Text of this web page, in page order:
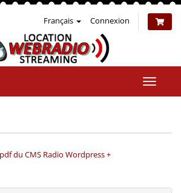
Français Connexion
la
du CMS Radio Wordpress +